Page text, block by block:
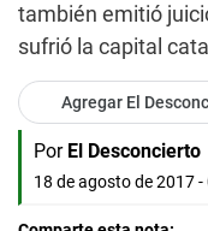
también emitió
sufrió la capital
Agregar El
Por El Desconcierto
18 de agosto de 2017 -